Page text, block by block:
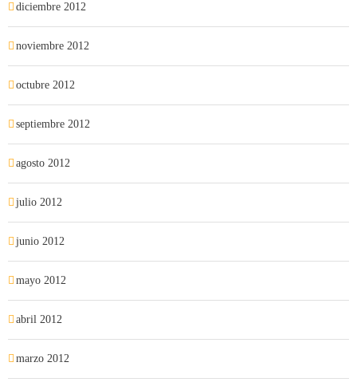
diciembre 2012
noviembre 2012
octubre 2012
septiembre 2012
agosto 2012
julio 2012
junio 2012
mayo 2012
abril 2012
marzo 2012